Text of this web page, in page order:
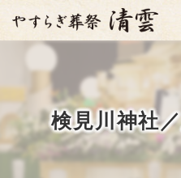
検見川神社